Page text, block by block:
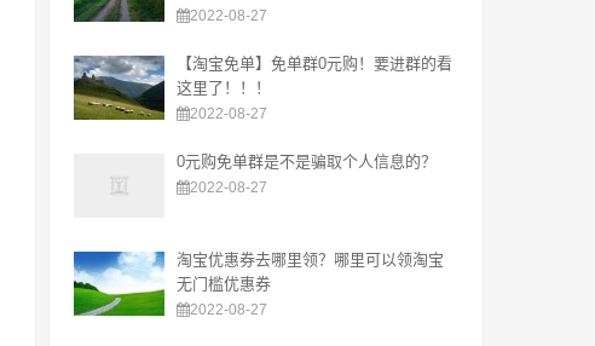
2022-08-27
【淘宝免单】免单群0元购！要进群的看
这里了！！！
2022-08-27
0元购免单群是不是骗取个人信息的？
2022-08-27
淘宝优惠券去哪里领？哪里可以领淘宝
无门槛优惠券
2022-08-27